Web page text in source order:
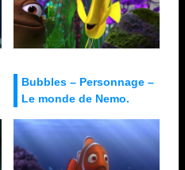
Bubbles – Personnage –
Le monde de Nemo.